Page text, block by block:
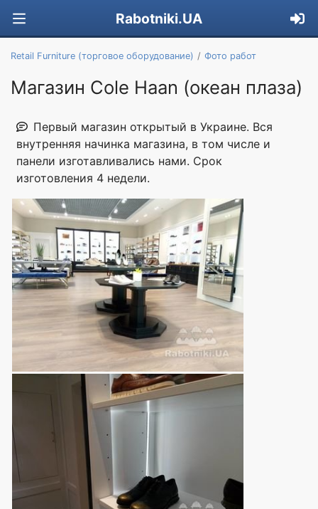
Rabotniki.UA
Retail Furniture (торговое оборудование) Фото работ
Магазин Cole Haan (океан плаза)
Первый магазин открытый в Украине. Вся
внутренняя начинка магазина, в том числе и
панели изготавливались нами. Срок
изготовления 4 недели.